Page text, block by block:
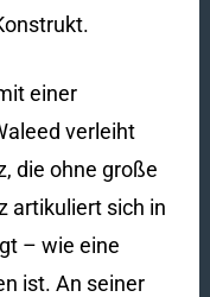
einer
verleiht
die ohne große
artikuliert sich in
– wie eine
ist. An seiner